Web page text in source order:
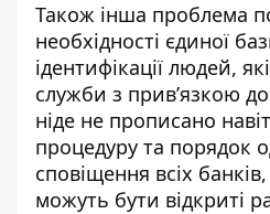
Також інша проблема
необхідності єдиної
ідентифікації людей,
служби з прив’язкою до
ніде не прописано
процедуру та порядок
сповіщення всіх
можуть бути відкриті